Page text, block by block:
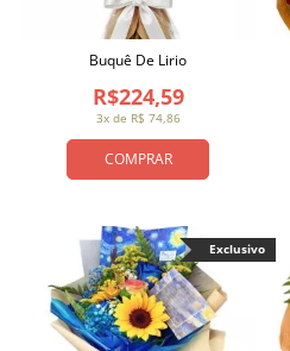
COMPRAR
3x de R$ 74,86
R$224,59
Buquê De Lirio
Exclusivo